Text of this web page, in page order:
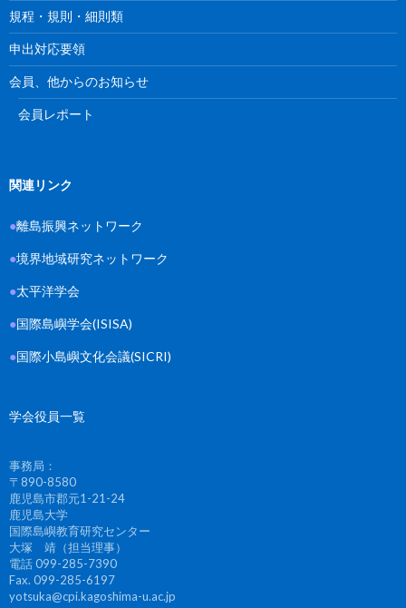
規程・規則・細則類
申出対応要領
会員、他からのお知らせ
会員レポート
関連リンク
●離島振興ネットワーク
●境界地域研究ネットワーク
●太平洋学会
●国際島嶼学会(ISISA)
●国際小島嶼文化会議(SICRI)
学会役員一覧
事務局：
〒890-8580
鹿児島市郡元1-21-24
鹿児島大学
国際島嶼教育研究センター
大塚 靖（担当理事）
電話 099-285-7390
Fax. 099-285-6197
yotsuka@cpi.kagoshima-u.ac.jp